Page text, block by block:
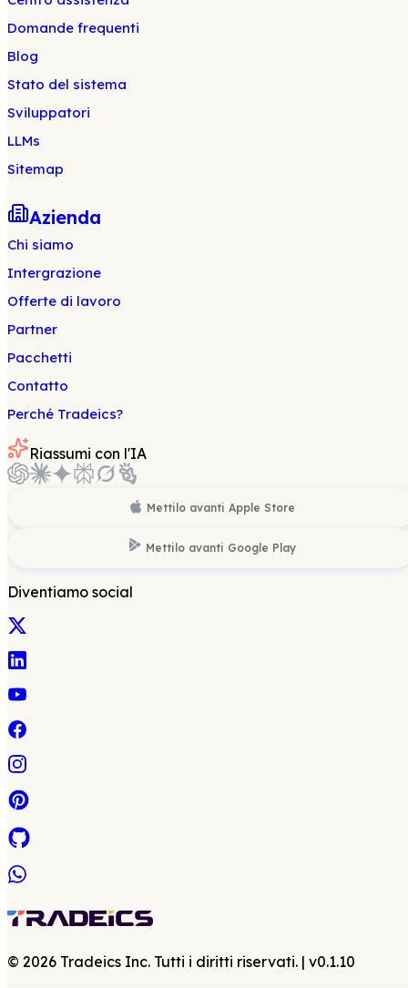
Domande frequenti
Blog
Stato del sistema
Sviluppatori
LLMs
Sitemap
Azienda
Chi siamo
Intergrazione
Offerte di lavoro
Partner
Pacchetti
Contatto
Perché Tradeics?
Riassumi con l'IA
Mettilo avanti Apple Store
Mettilo avanti Google Play
Diventiamo social
© 2026 Tradeics Inc. Tutti i diritti riservati. | v0.1.10